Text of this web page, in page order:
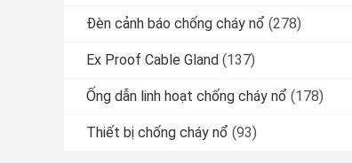
Đèn cảnh báo chống cháy nổ (278)
Ex Proof Cable Gland (137)
Ống dẫn linh hoạt chống cháy nổ (178)
Thiết bị chống cháy nổ (93)